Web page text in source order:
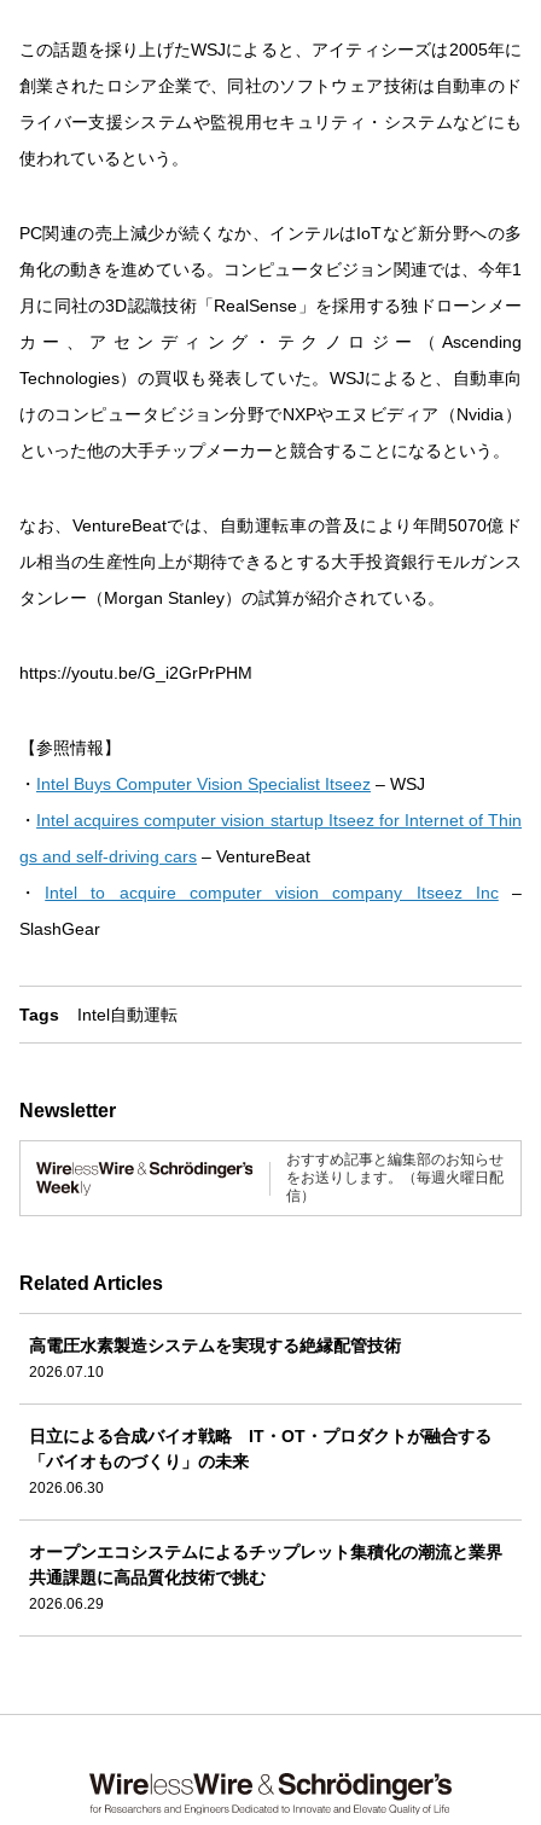
この話題を採り上げたWSJによると、アイティシーズは2005年に
創業されたロシア企業で、同社のソフトウェア技術は自動車のド
ライバー支援システムや監視用セキュリティ・システムなどにも
使われているという。
PC関連の売上減少が続くなか、インテルはIoTなど新分野への多
角化の動きを進めている。コンピュータビジョン関連では、今年1
月に同社の3D認識技術「RealSense」を採用する独ドローンメー
カー、アセンディング・テクノロジー（Ascending
Technologies）の買収も発表していた。WSJによると、自動車向
けのコンピュータビジョン分野でNXPやエヌビディア（Nvidia）
といった他の大手チップメーカーと競合することになるという。
なお、VentureBeatでは、自動運転車の普及により年間5070億ド
ル相当の生産性向上が期待できるとする大手投資銀行モルガンス
タンレー（Morgan Stanley）の試算が紹介されている。
https://youtu.be/G_i2GrPrPHM
【参照情報】
・ Intel Buys Computer Vision Specialist Itseez – WSJ
・ Intel acquires computer vision startup Itseez for Internet of Thin
gs and self-driving cars – VentureBeat
・ Intel to acquire computer vision company Itseez Inc–
SlashGear
Tags Intel自動運転
Newsletter
おすすめ記事と編集部のお知らせ
をお送りします。（毎週火曜日配
信）
Related Articles
高電圧水素製造システムを実現する絶縁配管技術
2026.07.10
日立による合成バイオ戦略 IT・OT・プロダクトが融合する
「バイオものづくり」の未来
2026.06.30
オープンエコシステムによるチップレット集積化の潮流と業界
共通課題に高品質化技術で挑む
2026.06.29